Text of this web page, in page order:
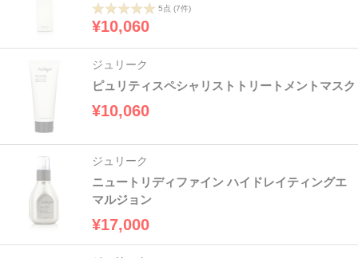
5点 (7件)
¥10,060
ジュリーク
ピュリティスペシャリストトリートメントマスク
¥10,060
ジュリーク
ニュートリディファイン ハイドレイティングエ
マルジョン
¥17,000